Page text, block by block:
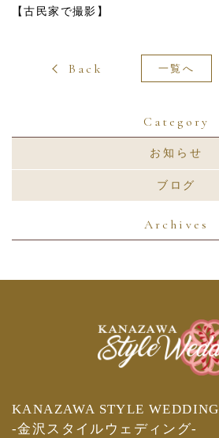
【古民家で撮影】
一覧へ
Back
Category
お知らせ
ブログ
Archives
KANAZAWA STYLE WEDDING
-金沢スタイルウェディング-